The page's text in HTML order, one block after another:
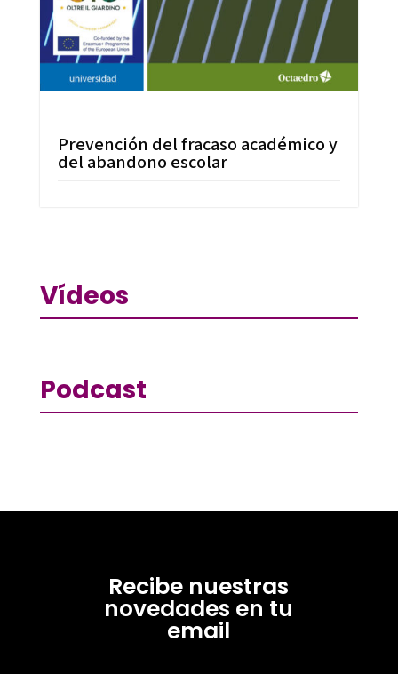
Prevención del fracaso académico y
del abandono escolar
Vídeos
Podcast
Recibe nuestras
novedades en tu
email